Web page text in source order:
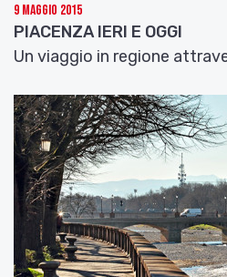
poi da Stephanie O’Brien.
intitolato «Hollywood»,
canzoni tratte da colonne
del 1953 «Gli uomini
Parliamo, naturalmente, di
best friend. Come forse
canzone fu «doppiata» per
soprano Marni Dixon.
The Puppini Sisters:
friends.
9 Maggio 2015
PIACENZA IERI E OGGI
Un viaggio in regione